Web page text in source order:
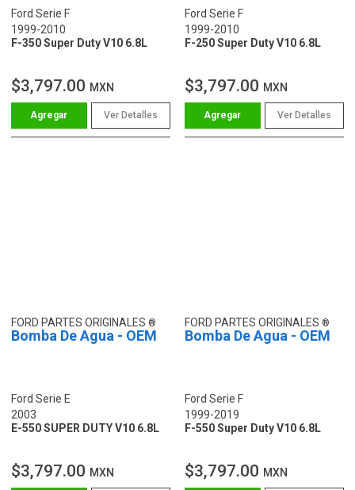
Ford Serie F
1999-2010
F-350 Super Duty V10 6.8L
$3,797.00 MXN
Ver Detalles
Ford Serie F
1999-2010
F-250 Super Duty V10 6.8L
$3,797.00 MXN
Ver Detalles
FORD PARTES ORIGINALES
Bomba De Agua - OEM
Ford Serie E
2003
E-550 SUPER DUTY V10 6.8L
$3,797.00 MXN
FORD PARTES ORIGINALES
Bomba De Agua - OEM
Ford Serie F
1999-2019
F-550 Super Duty V10 6.8L
$3,797.00 MXN